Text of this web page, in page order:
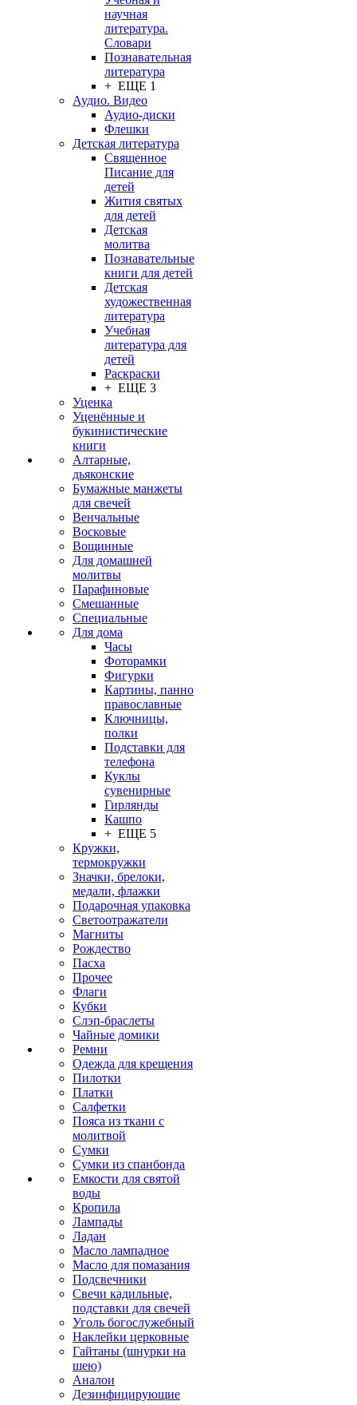
научная
литература.
Словари
Познавательная
литература
+ ЕЩЕ 1
Аудио. Видео
Аудио-диски
Флешки
Детская литература
Священное
Писание для
детей
Жития святых
для детей
Детская
молитва
Познавательные
книги для детей
Детская
художественная
литература
Учебная
литература для
детей
Раскраски
+ ЕЩЕ 3
Уценка
Уценённые и
букинистические
книги
Алтарные,
дьяконские
Бумажные манжеты
для свечей
Венчальные
Восковые
Вощинные
Для домашней
молитвы
Парафиновые
Смешанные
Специальные
Для дома
Часы
Фоторамки
Фигурки
Картины, панно
православные
Ключницы,
полки
Подставки для
телефона
Куклы
сувенирные
Гирлянды
Кашпо
+ ЕЩЕ 5
Кружки,
термокружки
Значки, брелоки,
медали, флажки
Подарочная упаковка
Светоотражатели
Магниты
Рождество
Пасха
Прочее
Флаги
Кубки
Слэп-браслеты
Чайные домики
Ремни
Одежда для крещения
Пилотки
Платки
Салфетки
Пояса из ткани с
молитвой
Сумки
Сумки из спанбонда
Емкости для святой
воды
Кропила
Лампады
Ладан
Масло лампадное
Масло для помазания
Подсвечники
Свечи кадильные,
подставки для свечей
Уголь богослужебный
Наклейки церковные
Гайтаны (шнурки на
шею)
Аналои
Дезинфицирующие